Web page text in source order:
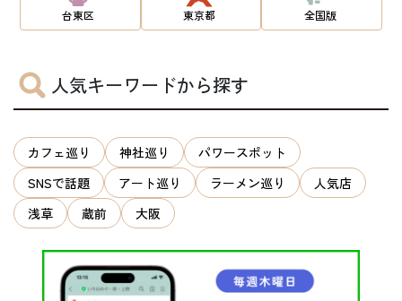
台東区 東京都 全国版
人気キーワードから探す
カフェ巡り 神社巡り
パワースポット
SNSで話題
アート巡り ラーメン巡り
人気店
浅草
蔵前 大阪